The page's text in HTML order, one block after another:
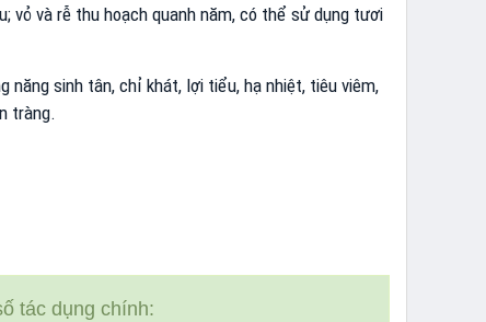
vỏ và rễ thu hoạch quanh năm, có thể sử dụng tươi
năng sinh tân, chỉ khát, lợi tiểu, hạ nhiệt, tiêu viêm,
tràng.
tác dụng chính: